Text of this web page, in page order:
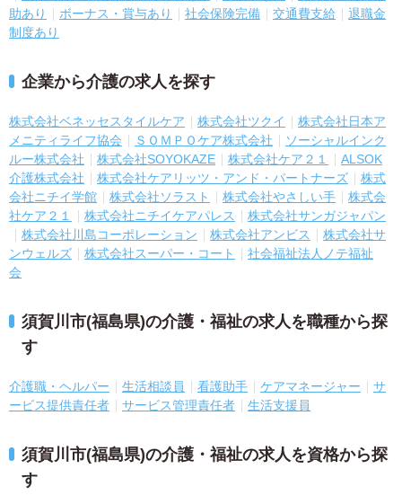
助あり
ボーナス・賞与あり 社会保険完備 交通費支給
退職金
制度あり
企業から介護の求人を探す
株式会社ベネッセスタイルケア 株式会社ツクイ
株式会社日本ア
メニティライフ協会
ＳＯＭＰＯケア株式会社
ソーシャルインク
ルー株式会社
株式会社SOYOKAZE 株式会社ケア２１
ALSOK
介護株式会社
株式会社ケアリッツ・アンド・パートナーズ
株式
会社ニチイ学館
株式会社ソラスト 株式会社やさしい手
株式会
社ケア２１
株式会社ニチイケアパレス
株式会社サンガジャパン
株式会社川島コーポレーション
株式会社アンビス
株式会社サ
ンウェルズ
株式会社スーパー・コート
社会福祉法人ノテ福祉
会
須賀川市(福島県)の介護・福祉の求人を職種から探
す
介護職・ヘルパー 生活相談員 看護助手 ケアマネージャー
サ
ービス提供責任者
サービス管理責任者 生活支援員
須賀川市(福島県)の介護・福祉の求人を資格から探
す